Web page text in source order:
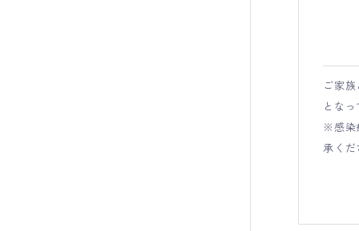
ご家
とな
※感染
承くだ